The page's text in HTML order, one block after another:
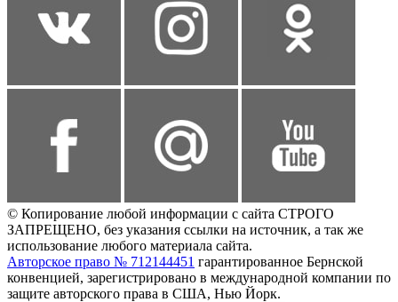
© Копирование любой информации с сайта СТРОГО
ЗАПРЕЩЕНО, без указания ссылки на источник, а так же
использование любого материала сайта.
Авторское право № 712144451 гарантированное Бернской
конвенцией, зарегистрировано в международной компании по
защите авторского права в США, Нью Йорк.